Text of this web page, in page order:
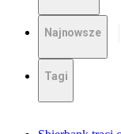
Najnowsze
Tagi